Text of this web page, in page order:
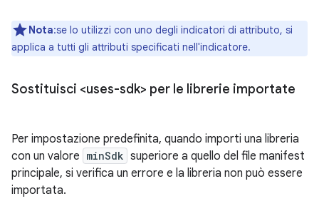
Nota:se lo utilizzi con uno degli indicatori di attributo, si
applica a tutti gli attributi specificati nell'indicatore.
Sostituisci <uses-sdk> per le librerie importate
Per impostazione predefinita, quando importi una libreria
con un valore minSdk superiore a quello del file manifest
principale, si verifica un errore e la libreria non può essere
importata.